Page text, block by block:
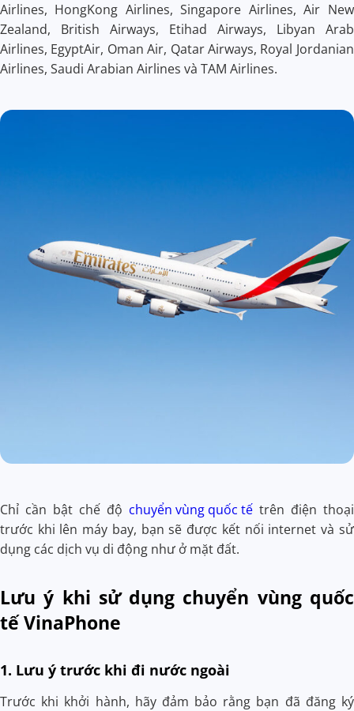
Airlines, HongKong Airlines, Singapore Airlines, Air New
Zealand, British Airways, Etihad Airways, Libyan Arab
Airlines, EgyptAir, Oman Air, Qatar Airways, Royal Jordanian
Airlines, Saudi Arabian Airlines và TAM Airlines.
Chỉ cần bật chế độ chuyển vùng quốc tếtrên điện thoại
trước khi lên máy bay, bạn sẽ được kết nối internet và sử
dụng các dịch vụ di động như ở mặt đất.
Lưu ý khi sử dụng chuyển vùng quốc
tế VinaPhone
1. Lưu ý trước khi đi nước ngoài
Trước khi khởi hành, hãy đảm bảo rằng bạn đã đăng ký